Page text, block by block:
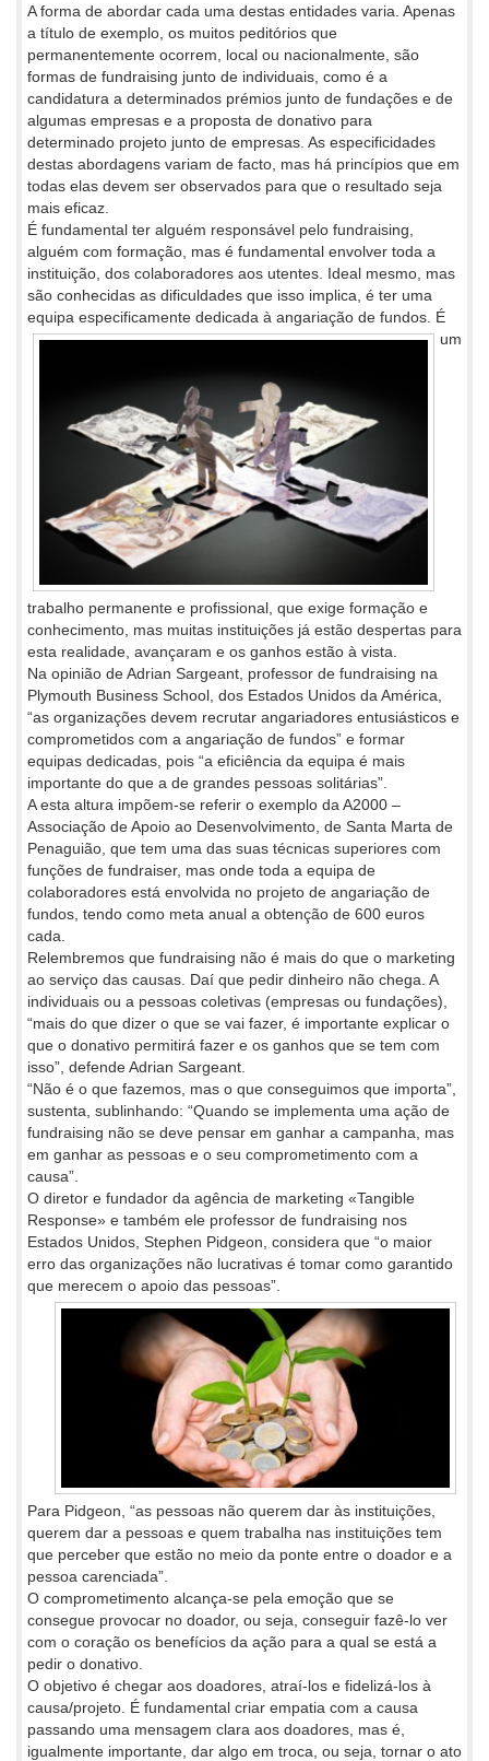
A forma de abordar cada uma destas entidades varia. Apenas
a título de exemplo, os muitos peditórios que
permanentemente ocorrem, local ou nacionalmente, são
formas de fundraising junto de individuais, como é a
candidatura a determinados prémios junto de fundações e de
algumas empresas e a proposta de donativo para
determinado projeto junto de empresas. As especificidades
destas abordagens variam de facto, mas há princípios que em
todas elas devem ser observados para que o resultado seja
mais eficaz.
É fundamental ter alguém responsável pelo fundraising,
alguém com formação, mas é fundamental envolver toda a
instituição, dos colaboradores aos utentes. Ideal mesmo, mas
são conhecidas as dificuldades que isso implica, é ter uma
equipa especificamente dedicada à angariação de fundos. É
um
trabalho permanente e profissional, que exige formação e
conhecimento, mas muitas instituições já estão despertas para
esta realidade, avançaram e os ganhos estão à vista.
Na opinião de Adrian Sargeant, professor de fundraising na
Plymouth Business School, dos Estados Unidos da América,
“as organizações devem recrutar angariadores entusiásticos e
comprometidos com a angariação de fundos” e formar
equipas dedicadas, pois “a eficiência da equipa é mais
importante do que a de grandes pessoas solitárias”.
A esta altura impõem-se referir o exemplo da A2000 –
Associação de Apoio ao Desenvolvimento, de Santa Marta de
Penaguião, que tem uma das suas técnicas superiores com
funções de fundraiser, mas onde toda a equipa de
colaboradores está envolvida no projeto de angariação de
fundos, tendo como meta anual a obtenção de 600 euros
cada.
Relembremos que fundraising não é mais do que o marketing
ao serviço das causas. Daí que pedir dinheiro não chega. A
individuais ou a pessoas coletivas (empresas ou fundações),
“mais do que dizer o que se vai fazer, é importante explicar o
que o donativo permitirá fazer e os ganhos que se tem com
isso”, defende Adrian Sargeant.
“Não é o que fazemos, mas o que conseguimos que importa”,
sustenta, sublinhando: “Quando se implementa uma ação de
fundraising não se deve pensar em ganhar a campanha, mas
em ganhar as pessoas e o seu comprometimento com a
causa”.
O diretor e fundador da agência de marketing «Tangible
Response» e também ele professor de fundraising nos
Estados Unidos, Stephen Pidgeon, considera que “o maior
erro das organizações não lucrativas é tomar como garantido
que merecem o apoio das pessoas”.
Para Pidgeon, “as pessoas não querem dar às instituições,
querem dar a pessoas e quem trabalha nas instituições tem
que perceber que estão no meio da ponte entre o doador e a
pessoa carenciada”.
O comprometimento alcança-se pela emoção que se
consegue provocar no doador, ou seja, conseguir fazê-lo ver
com o coração os benefícios da ação para a qual se está a
pedir o donativo.
O objetivo é chegar aos doadores, atraí-los e fidelizá-los à
causa/projeto. É fundamental criar empatia com a causa
passando uma mensagem clara aos doadores, mas é,
igualmente importante, dar algo em troca, ou seja, tornar o ato